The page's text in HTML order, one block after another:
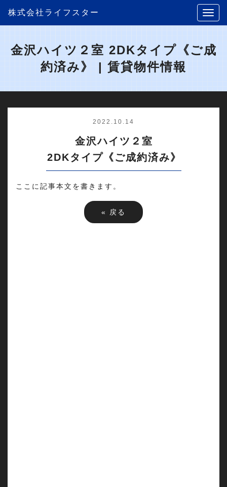
株式会社ライフスター
金沢ハイツ２室 2DKタイプ《ご成
約済み》 | 賃貸物件情報
2022.10.14
金沢ハイツ２室
2DKタイプ《ご成約済み》
ここに記事本文を書きます。
« 戻る